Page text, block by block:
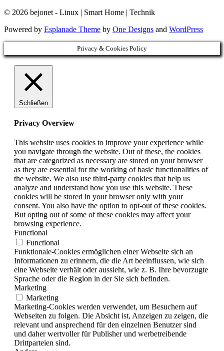
© 2026 bejonet - Linux | Smart Home | Technik
Powered by Esplanade Theme by One Designs and WordPress
Privacy & Cookies Policy
Schließen
Privacy Overview
This website uses cookies to improve your experience while
you navigate through the website. Out of these, the cookies
that are categorized as necessary are stored on your browser
as they are essential for the working of basic functionalities of
the website. We also use third-party cookies that help us
analyze and understand how you use this website. These
cookies will be stored in your browser only with your
consent. You also have the option to opt-out of these cookies.
But opting out of some of these cookies may affect your
browsing experience.
Functional
Functional
Funktionale-Cookies ermöglichen einer Webseite sich an
Informationen zu erinnern, die die Art beeinflussen, wie sich
eine Webseite verhält oder aussieht, wie z. B. Ihre bevorzugte
Sprache oder die Region in der Sie sich befinden.
Marketing
Marketing
Marketing-Cookies werden verwendet, um Besuchern auf
Webseiten zu folgen. Die Absicht ist, Anzeigen zu zeigen, die
relevant und ansprechend für den einzelnen Benutzer sind
und daher wertvoller für Publisher und werbetreibende
Drittparteien sind.